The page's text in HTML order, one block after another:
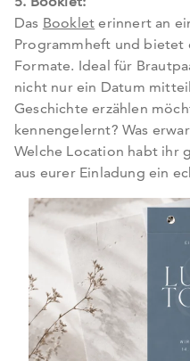
Das Booklet erinnert an
Programmheft und bietet
Formate. Ideal für
nicht nur ein Datum
Geschichte erzählen
kennengelernt? Was
Welche Location habt ihr
aus eurer Einladung ein
Wichtig: Bitte bestätigen Sie
Mail. Direkt im